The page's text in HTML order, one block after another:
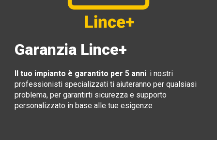
Garanzia Lince+
Il tuo impianto è garantito per 5 anni: i nostri
professionisti specializzati ti aiuteranno per qualsiasi
problema, per garantirti sicurezza e supporto
personalizzato in base alle tue esigenze